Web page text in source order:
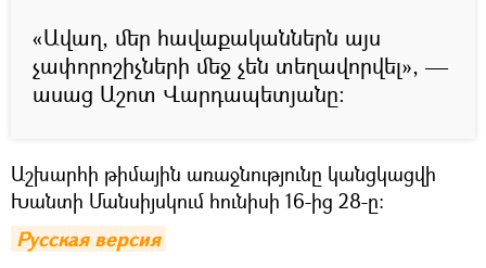
«Ավաղ, մեր հավաքականներն այս
չափորոշիչների մեջ չեն տեղավորվել», —
ասաց Աշոտ Վարդապետյանը:
Աշխարհի թիմային առաջնությունը կանցկացվի
Խանտի Մանսիյսկում հունիսի 16-ից 28-ը:
Русская версия